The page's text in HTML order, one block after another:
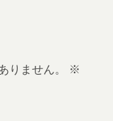
ません。
※